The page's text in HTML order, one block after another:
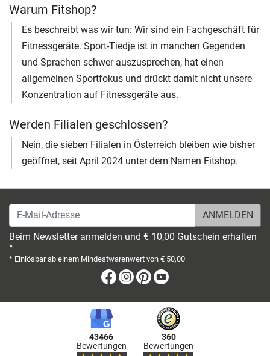
Warum Fitshop?
Es beschreibt was wir tun: Wir sind ein Fachgeschäft für
Fitnessgeräte. Sport-Tiedje ist in manchen Gegenden
und Sprachen schwer auszusprechen, hat einen
allgemeinen Sportfokus und drückt damit nicht unsere
Konzentration auf Fitnessgeräte aus.
Werden Filialen geschlossen?
Nein, die sieben Filialen in Österreich bleiben wie bisher
geöffnet, seit April 2024 unter dem Namen Fitshop.
E-Mail-Adresse
Beim Newsletter anmelden und € 10,00 Gutschein erhalten
*
* Einlösbar ab einem Mindestwarenwert von € 50,00
Facebook
Instagram
Pinterest
43466
Bewertungen
360
Bewertungen